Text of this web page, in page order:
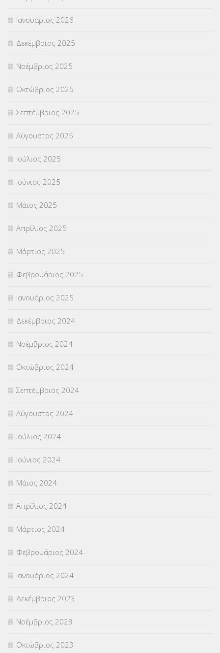
Ιανουάριος 2026
Δεκέμβριος 2025
Νοέμβριος 2025
Οκτώβριος 2025
Σεπτέμβριος 2025
Αύγουστος 2025
Ιούλιος 2025
Ιούνιος 2025
Μάιος 2025
Απρίλιος 2025
Μάρτιος 2025
Φεβρουάριος 2025
Ιανουάριος 2025
Δεκέμβριος 2024
Νοέμβριος 2024
Οκτώβριος 2024
Σεπτέμβριος 2024
Αύγουστος 2024
Ιούλιος 2024
Ιούνιος 2024
Μάιος 2024
Απρίλιος 2024
Μάρτιος 2024
Φεβρουάριος 2024
Ιανουάριος 2024
Δεκέμβριος 2023
Νοέμβριος 2023
Οκτώβριος 2023